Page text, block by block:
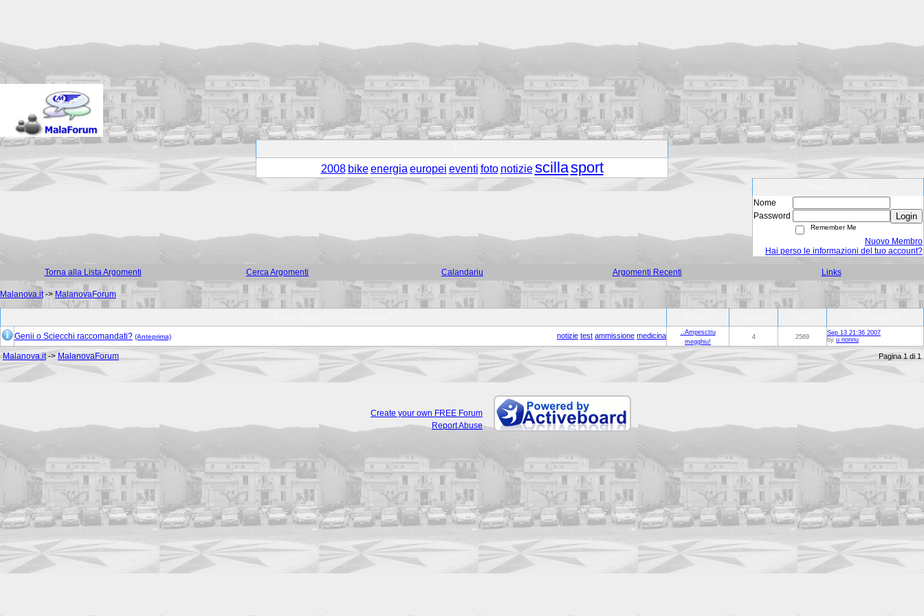
2008 bike energia europei eventi foto notizie scillasport
Nome
Password
Login
Remember Me
Nuovo Membro
Hai perso le informazioni del tuo account?
Torna alla Lista Argomenti Cerca Argomenti Calandariu Argomenti Recenti Links
Malanova.it-> MalanovaForum
notizie test ammissione medicina
Genii o Sciecchi raccomandati? (Anteprima)
..Ampesctru
megghiu!
4 2569
Sep 13 21:36 2007
by u nonnu
Malanova.it-> MalanovaForum Pagina 1 di 1
Create your own FREE Forum
Report Abuse